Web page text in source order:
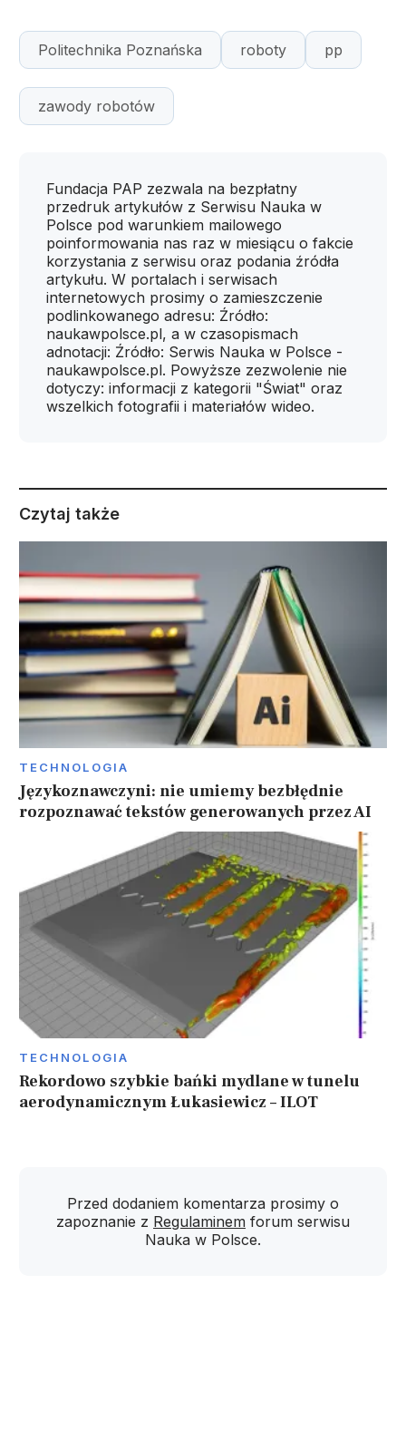
Politechnika Poznańska roboty pp
zawody robotów
Fundacja PAP zezwala na bezpłatny
przedruk artykułów z Serwisu Nauka w
Polsce pod warunkiem mailowego
poinformowania nas raz w miesiącu o fakcie
korzystania z serwisu oraz podania źródła
artykułu. W portalach i serwisach
internetowych prosimy o zamieszczenie
podlinkowanego adresu: Źródło:
naukawpolsce.pl, a w czasopismach
adnotacji: Źródło: Serwis Nauka w Polsce -
naukawpolsce.pl. Powyższe zezwolenie nie
dotyczy: informacji z kategorii "Świat" oraz
wszelkich fotografii i materiałów wideo.
Czytaj także
TECHNOLOGIA
Językoznawczyni: nie umiemy bezbłędnie
rozpoznawać tekstów generowanych przez AI
TECHNOLOGIA
Rekordowo szybkie bańki mydlane w tunelu
aerodynamicznym Łukasiewicz – ILOT
Przed dodaniem komentarza prosimy o
zapoznanie z Regulaminem forum serwisu
Nauka w Polsce.